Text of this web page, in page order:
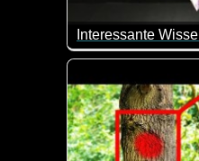
Es macht einfach